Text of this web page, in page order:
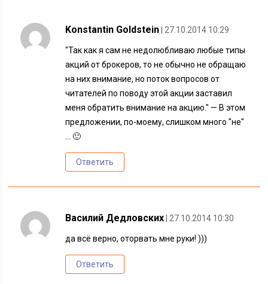
Konstantin Goldstein | 27.10.2014 10:29
"Так как я сам не недолюбливаю любые типы
акций от брокеров, то не обычно не обращаю
на них внимание, но поток вопросов от
читателей по поводу этой акции заставил
меня обратить внимание на акцию." — В этом
предложении, по-моему, слишком много "не"
… 🙂
Ответить
Василий Дедловских | 27.10.2014 10:30
да всё верно, оторвать мне руки! )))
Ответить